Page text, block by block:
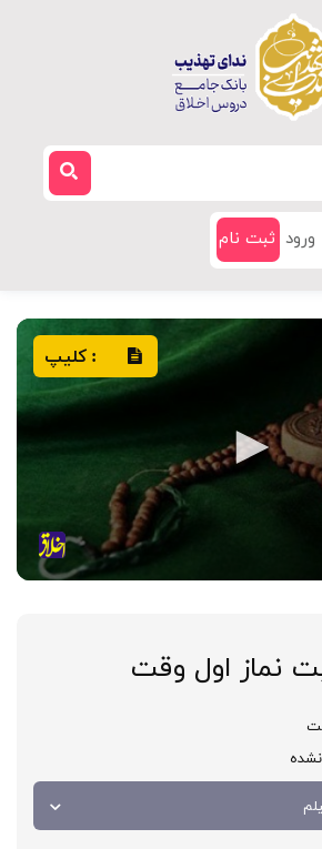
ورود ثبت نام
: کلیپ
نماز اول وقت
نشده